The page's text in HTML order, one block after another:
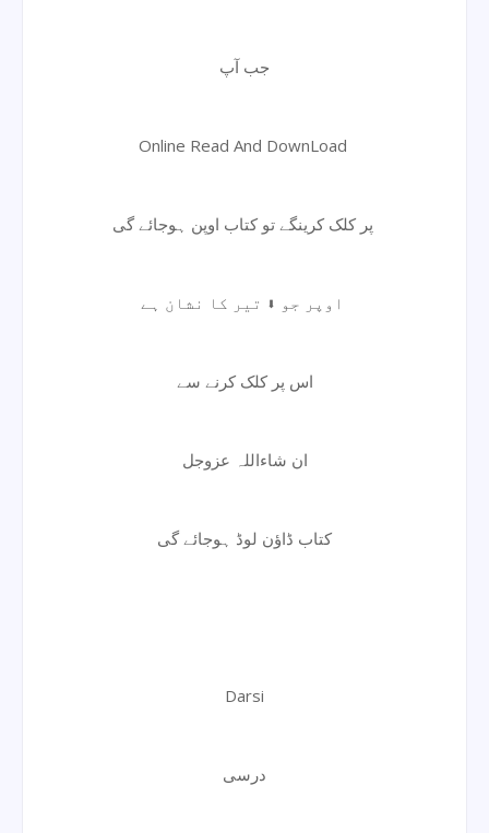
جب آپ
Online Read And DownLoad
اس پر کلک کرنے سے
ان شاءاللہ عزوجل
کتاب ڈاؤن لوڈ ہوجائے گی
Darsi
درسی